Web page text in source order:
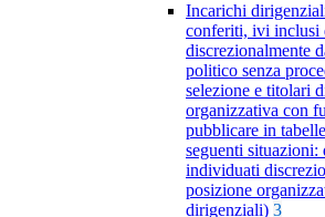
Incarichi
conferiti, ivi inclusi
discrezionalmente
politico senza
selezione e titolari
organizzativa con
pubblicare in
seguenti
individuati
posizione
dirigenziali) 3